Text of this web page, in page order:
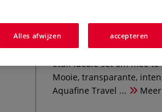
1
DALER ROWNEY
etui, incluisief penseel
etui. Ideale set om mee
Mooie, transparante,
Aquafine Travel ...
Meer
Alles afwijzen accepteren